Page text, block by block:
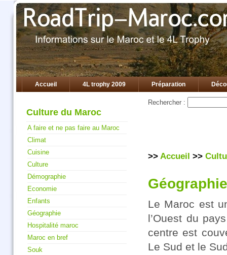
Accueil 4L trophy 2009 Préparation
Rechercher :
>> Accueil >>
Le Maroc est
l’Ouest du
centre est
Le Sud et le
Culture du Maroc
A faire et ne pas faire au Maroc
Climat
Cuisine
Culture
Démographie
Economie
Enfants
Géographie
Hospitalité maroc
Maroc en bref
Souk